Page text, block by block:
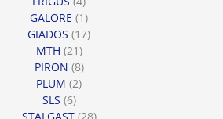
προϊόντα
GALORE 11
προϊόν
GIADOS 1717
MTH 2121
προϊόντα
PIRON 88
προϊόντα
PLUM 22
SLS 66
προϊόντα
STALGAST 2828